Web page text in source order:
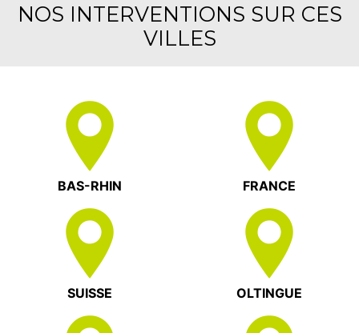
NOS INTERVENTIONS SUR CES
VILLES
BAS-RHIN FRANCE
SUISSE OLTINGUE